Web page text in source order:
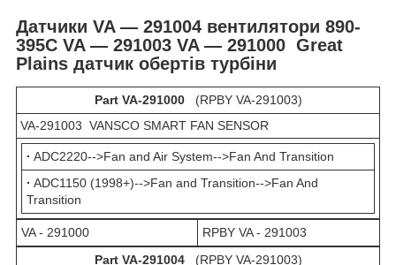
Датчики VA ― 291004 вентилятори 890-
395C VA ― 291003 VA ― 291000 Great
Plains датчик обертів турбіни
Part VA-291000(RPBY VA-291003)
VA-291003 VANSCO SMART FAN SENSOR
· ADC2220-->Fan and Air System-->Fan And Transition
· ADC1150 (1998+)-->Fan and Transition-->Fan And
Transition
VA - 291000
RPBY VA - 291003
Part VA-291004(RPBY VA-291003)